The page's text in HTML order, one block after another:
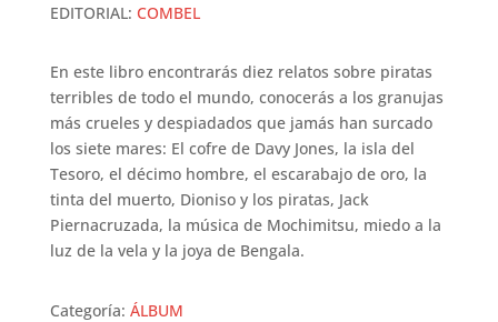
EDITORIAL: COMBEL
En este libro encontrarás diez relatos sobre piratas
terribles de todo el mundo, conocerás a los granujas
más crueles y despiadados que jamás han surcado
los siete mares: El cofre de Davy Jones, la isla del
Tesoro, el décimo hombre, el escarabajo de oro, la
tinta del muerto, Dioniso y los piratas, Jack
Piernacruzada, la música de Mochimitsu, miedo a la
luz de la vela y la joya de Bengala.
Categoría: ÁLBUM